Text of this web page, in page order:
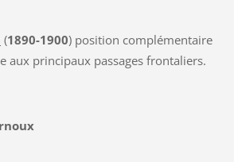
(1890-1900) position complémentaire
aux principaux passages frontaliers.